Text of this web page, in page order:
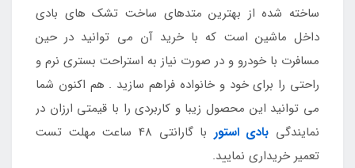
ساخته شده از بهترین متدهای ساخت تشک های بادی
داخل ماشین است که با خرید آن می توانید در حین
مسافرت با خودرو و در صورت نیاز به استراحت بستری نرم و
راحتی را برای خود و خانواده فراهم سازید . هم اکنون شما
می توانید این محصول زیبا و کاربردی را با قیمتی ارزان در
نمایندگی بادی استور
با گارانتی 48 ساعت مهلت تست
تعمیر خریداری نمایید.